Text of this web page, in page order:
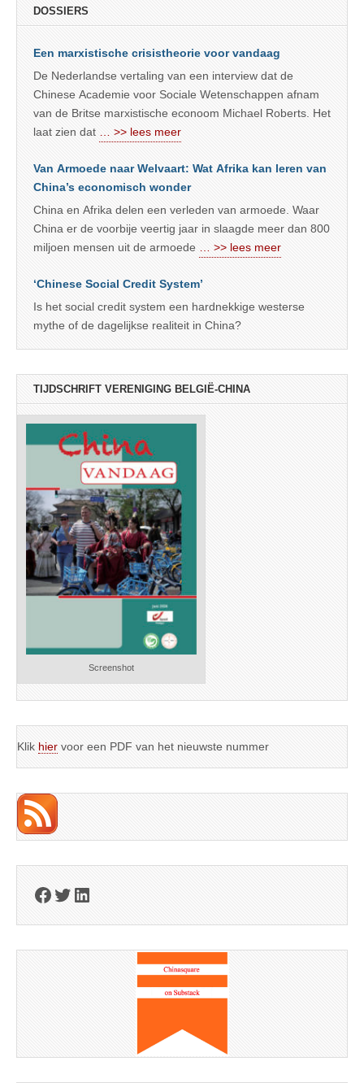
DOSSIERS
Een marxistische crisistheorie voor vandaag
De Nederlandse vertaling van een interview dat de
Chinese Academie voor Sociale Wetenschappen afnam
van de Britse marxistische econoom Michael Roberts. Het
laat zien dat
… >> lees meer
Van Armoede naar Welvaart: Wat Afrika kan leren van
China’s economisch wonder
China en Afrika delen een verleden van armoede. Waar
China er de voorbije veertig jaar in slaagde meer dan 800
miljoen mensen uit de armoede
… >> lees meer
‘Chinese Social Credit System’
Is het social credit system een hardnekkige westerse
mythe of de dagelijkse realiteit in China?
TIJDSCHRIFT VERENIGING BELGIË-CHINA
Screenshot
Klik hier voor een PDF van het nieuwste nummer
Facebook
Twitter
LinkedIn